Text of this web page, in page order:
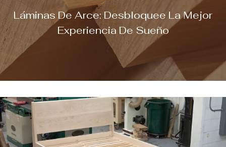
Láminas De Arce: Desbloquee La Mejor
Experiencia De Sueño